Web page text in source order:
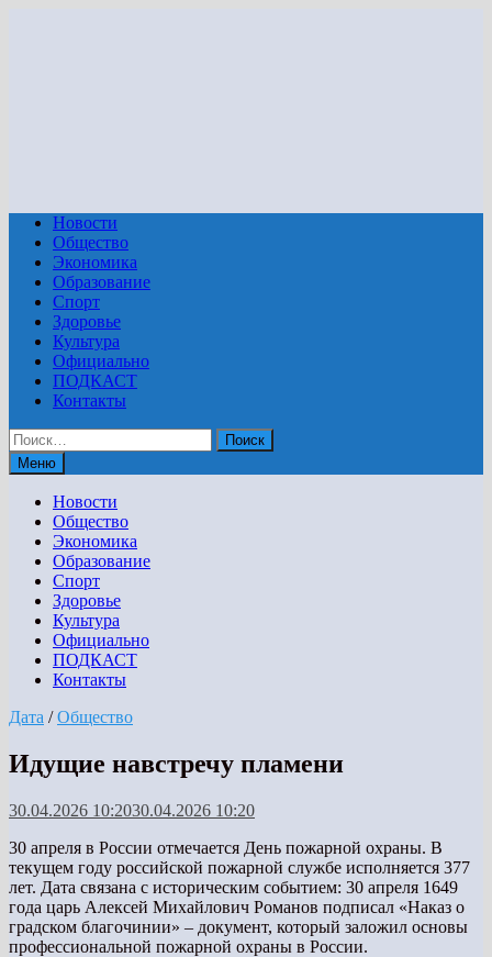
Новости
Общество
Экономика
Образование
Спорт
Здоровье
Культура
Официально
ПОДКАСТ
Контакты
Найти:
Меню
Новости
Общество
Экономика
Образование
Спорт
Здоровье
Культура
Официально
ПОДКАСТ
Контакты
Дата /Общество
Идущие навстречу пламени
30.04.2026 10:2030.04.2026 10:20
30 апреля в России отмечается День пожарной охраны. В
текущем году российской пожарной службе исполняется 377
лет. Дата связана с историческим событием: 30 апреля 1649
года царь Алексей Михайлович Романов подписал «Наказ о
градском благочинии» – документ, который заложил основы
профессиональной пожарной охраны в России.